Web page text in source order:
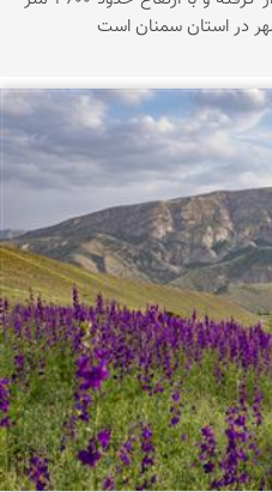
در استان سمنان است